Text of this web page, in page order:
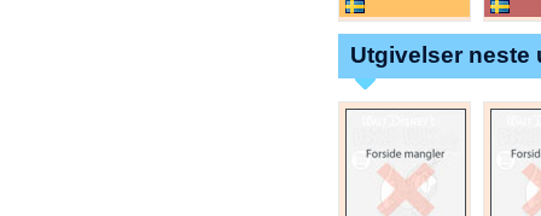
Utgivelser neste